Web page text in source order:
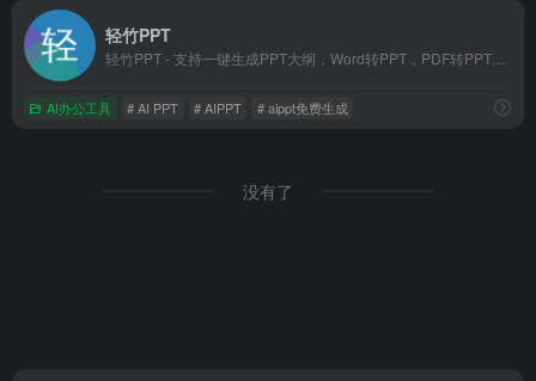
轻竹PPT
AI办公工具 # AI PPT # AIPPT # aippt免费生成
没有了